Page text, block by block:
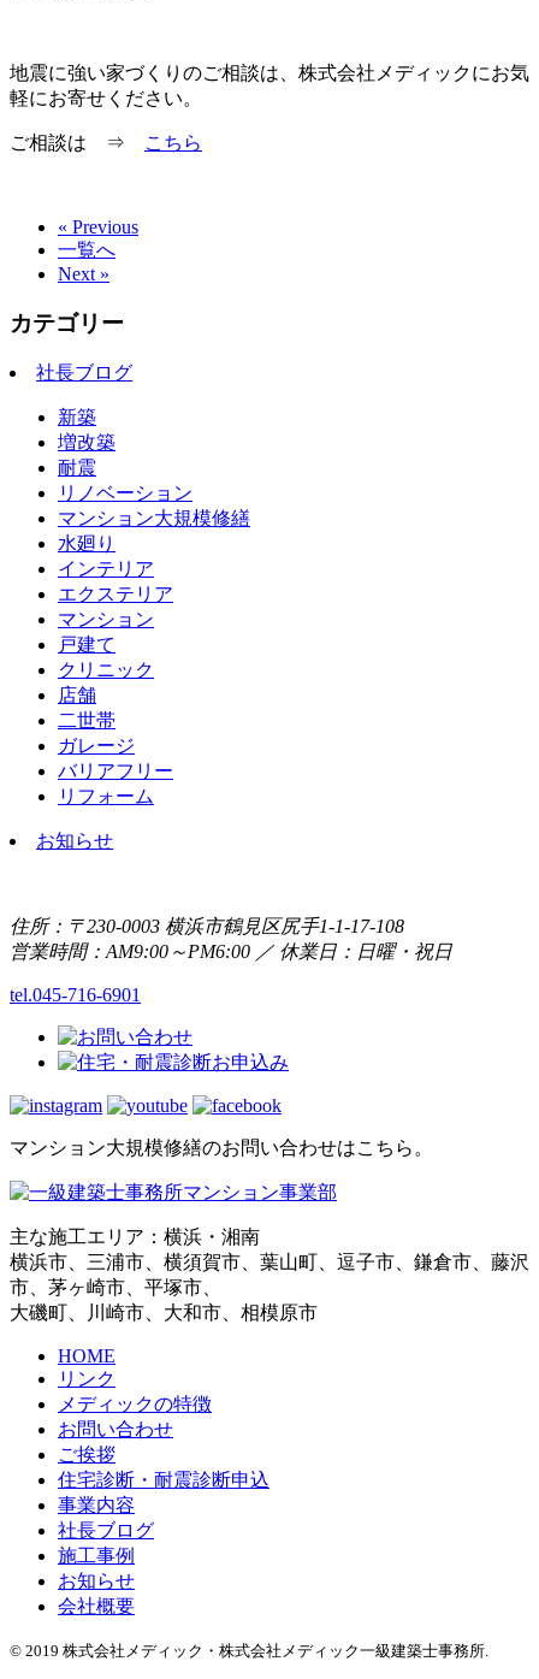
地震に強い家づくりのご相談は、株式会社メディックにお気
軽にお寄せください。
ご相談は ⇒ こちら
« Previous
一覧へ
Next »
カテゴリー
社長ブログ
新築
増改築
耐震
リノベーション
マンション大規模修繕
水廻り
インテリア
エクステリア
マンション
戸建て
クリニック
店舗
二世帯
ガレージ
バリアフリー
リフォーム
お知らせ
住所：〒230-0003 横浜市鶴見区尻手1-1-17-108
営業時間：AM9:00～PM6:00 ／ 休業日：日曜・祝日
tel.045-716-6901
マンション大規模修繕のお問い合わせはこちら。
主な施工エリア：横浜・湘南
横浜市、三浦市、横須賀市、葉山町、逗子市、鎌倉市、藤沢
市、茅ヶ崎市、平塚市、
大磯町、川崎市、大和市、相模原市
HOME
リンク
メディックの特徴
お問い合わせ
ご挨拶
住宅診断・耐震診断申込
事業内容
社長ブログ
施工事例
お知らせ
会社概要
© 2019 株式会社メディック・株式会社メディック一級建築士事務所.